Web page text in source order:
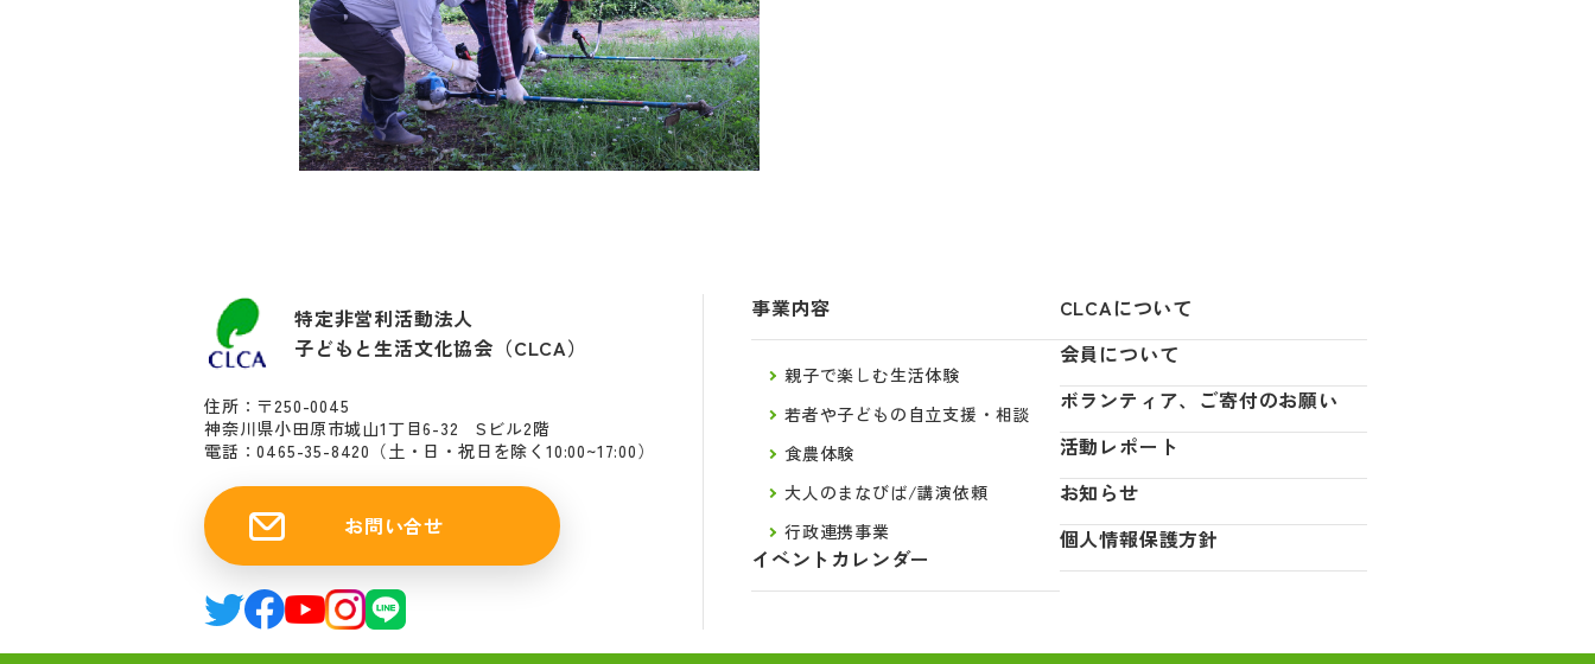
特定非営利活動法人
子どもと生活文化協会（CLCA）
住所：〒250-0045
神奈川県小田原市城山1丁目6-32 Sビル2階
電話：0465-35-8420 （土・日・祝日を除く10:00~17:00）
お問い合せ
事業内容
親子で楽しむ生活体験
若者や子どもの自立支援・相談
食農体験
大人のまなびば/講演依頼
行政連携事業
イベントカレンダー
CLCAについて
会員について
ボランティア、ご寄付のお願い
活動レポート
お知らせ
個人情報保護方針